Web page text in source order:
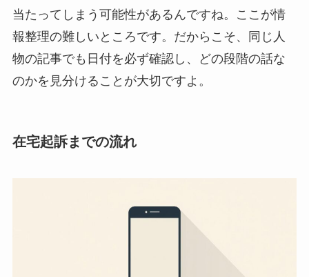
当たってしまう可能性があるんですね。ここが情
報整理の難しいところです。だからこそ、同じ人
物の記事でも日付を必ず確認し、どの段階の話な
のかを見分けることが大切ですよ。
在宅起訴までの流れ